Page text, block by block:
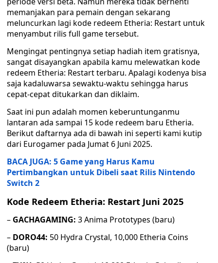
memanjakan para pemain dengan sekarang
meluncurkan lagi kode redeem Etheria: Restart untuk
menyambut rilis full game tersebut.
Mengingat pentingnya setiap hadiah item gratisnya,
sangat disayangkan apabila kamu melewatkan kode
redeem Etheria: Restart terbaru. Apalagi kodenya bisa
saja kadaluwarsa sewaktu-waktu sehingga harus
cepat-cepat ditukarkan dan diklaim.
Saat ini pun adalah momen keberuntunganmu
lantaran ada sampai 15 kode redeem baru Etheria.
Berikut daftarnya ada di bawah ini seperti kami kutip
dari Eurogamer pada Jumat 6 Juni 2025.
BACA JUGA: 5 Game yang Harus Kamu
Pertimbangkan untuk Dibeli saat Rilis Nintendo
Switch 2
Kode Redeem Etheria: Restart Juni 2025
– GACHAGAMING: 3 Anima Prototypes (baru)
– DORO44: 50 Hydra Crystal, 10,000 Etheria Coins
(baru)